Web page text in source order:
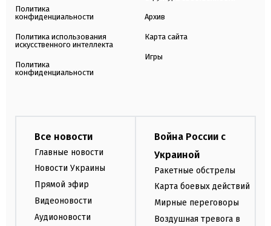
Политика
конфиденциальности
Политика использования
искусственного интеллекта
Политика
конфиденциальности
Архив
Карта сайта
Игры
Все новости
Главные новости
Новости Украины
Прямой эфир
Видеоновости
Аудионовости
Война России с
Украиной
Ракетные обстрелы
Карта боевых действий
Мирные переговоры
Воздушная тревога в